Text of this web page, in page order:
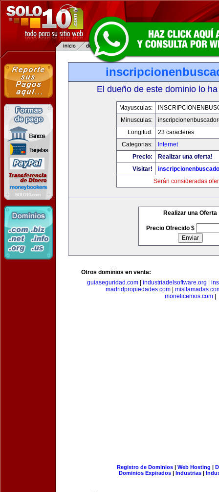
El dueño de este dominio lo
Mayusculas:
Minusculas:
Longitud:
23 caracteres
Categorias:
Internet
Precio:
Realizar una oferta!
Visitar!
Serán consideradas
Realizar una Oferta
Precio Ofrecido $
Otros dominios en venta:
guiaseguridad.com| industriadelsoftware.org
madridpropiedades.com|
moneticemos.com|
Registro de Dominios| Web Hosting |
Dominios Expirados | Industrias |